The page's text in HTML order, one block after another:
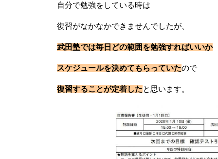
自分で勉強をしている時は
復習がなかなかできませんでしたが、
武田塾では毎日どの範囲を勉強すればいいか
スケジュールを決めてもらっていたので
復習することが定着したと思います。